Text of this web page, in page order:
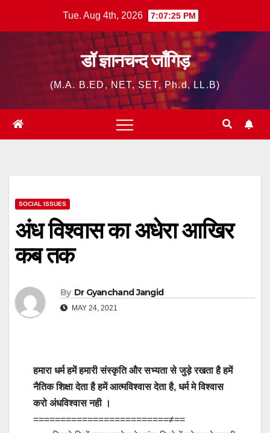
Tue. Aug 4th, 2026 7:07:27 PM
डॉ ज्ञानचन्द जाँगिड़
(M.A. B.ED, NET, SET, Ph.d, LL.B)
SOCIAL ISSUES
अंध विश्वास का अधेरा आखिर
कब तक
By Dr Gyanchand Jangid
MAY 24, 2021
हमारा धर्म हमें हमारी संस्कृति और सभ्यता से जुड़े रखता है हमें
नैतिक शिक्षा देता है हमें आत्मविश्वास देता है, धर्म मे विश्वास
करो अंधविश्वास नही ।
=========================≠==